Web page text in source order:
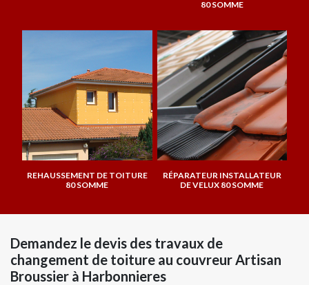
80 SOMME
REHAUSSEMENT DE TOITURE
80 SOMME
RÉPARATEUR INSTALLATEUR
DE VELUX 80 SOMME
Demandez le devis des travaux de
changement de toiture au couvreur Artisan
Broussier à Harbonnieres